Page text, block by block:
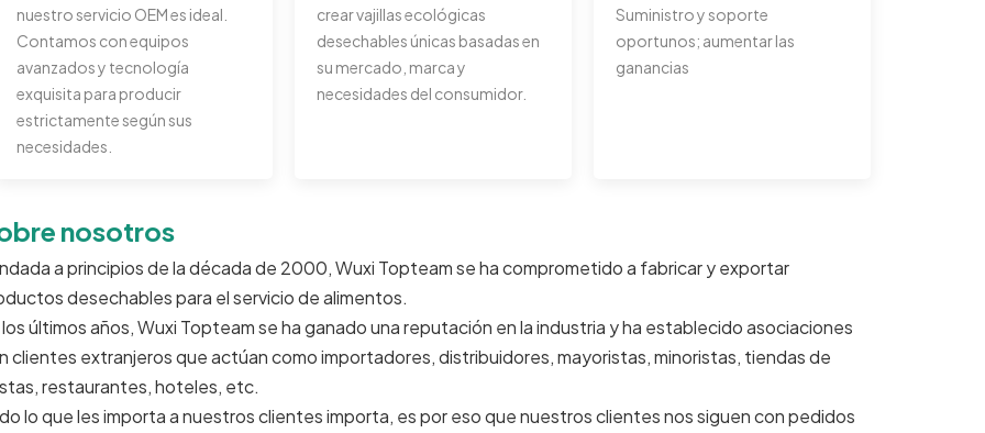
nuestro servicio OEM es ideal.
Contamos con equipos
avanzados y tecnología
exquisita para producir
estrictamente según sus
necesidades.
crear vajillas ecológicas
desechables únicas basadas en
su mercado, marca y
necesidades del consumidor.
Suministro y soporte
oportunos; aumentar las
ganancias
nosotros
a principios de la década de 2000, Wuxi Topteam se ha comprometido a fabricar y exportar
desechables para el servicio de alimentos.
los últimos años, Wuxi Topteam se ha ganado una reputación en la industria y ha establecido asociaciones
clientes extranjeros que actúan como importadores, distribuidores, mayoristas, minoristas, tiendas de
restaurantes, hoteles, etc.
lo que les importa a nuestros clientes importa, es por eso que nuestros clientes nos siguen con pedidos